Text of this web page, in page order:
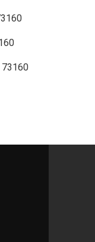
73160